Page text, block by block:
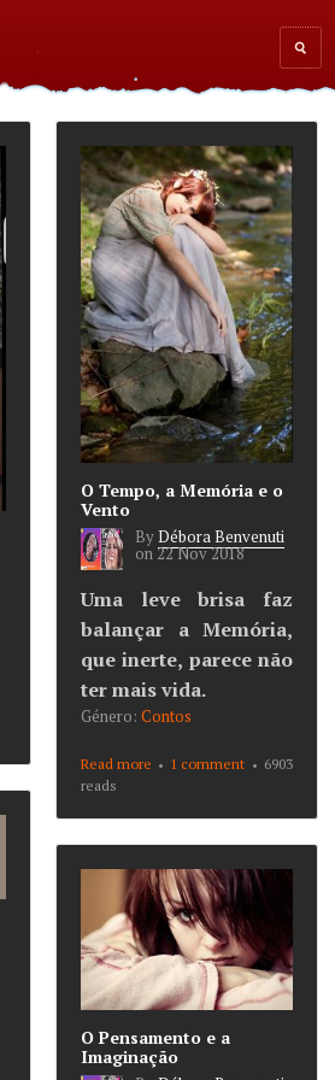
O Tempo, a Memória e o
Vento
ByDébora Benvenuti
on 22 Nov 2018
Uma leve brisa faz
balançar a Memória,
que inerte, parece não
ter mais vida.
Género: Contos
Read more about O Tempo, a
1 comment
6903
reads
O Pensamento e a
Imaginação